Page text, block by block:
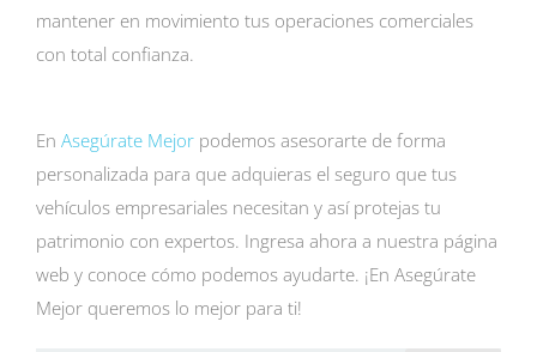
mantener en movimiento tus operaciones comerciales
con total confianza.
En Asegúrate Mejor podemos asesorarte de forma
personalizada para que adquieras el seguro que tus
vehículos empresariales necesitan y así protejas tu
patrimonio con expertos. Ingresa ahora a nuestra página
web y conoce cómo podemos ayudarte. ¡En Asegúrate
Mejor queremos lo mejor para ti!